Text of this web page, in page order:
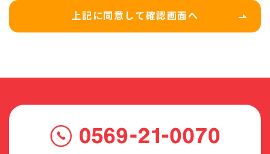
上記に同意して確認画面へ